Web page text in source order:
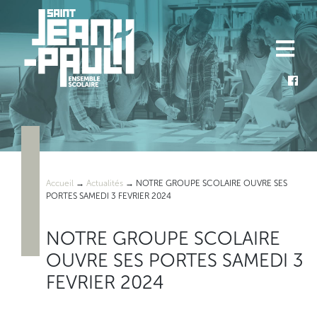
content
Accueil → Actualités → NOTRE GROUPE SCOLAIRE OUVRE SES
PORTES SAMEDI 3 FEVRIER 2024
NOTRE GROUPE SCOLAIRE
OUVRE SES PORTES SAMEDI 3
FEVRIER 2024